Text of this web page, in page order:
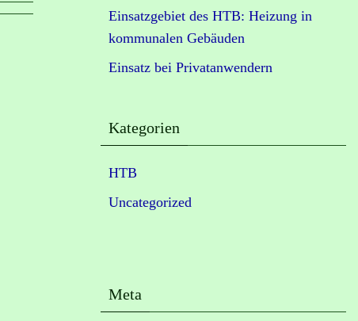
Einsatzgebiet des HTB: Heizung in
kommunalen Gebäuden
Einsatz bei Privatanwendern
Kategorien
HTB
Uncategorized
Meta